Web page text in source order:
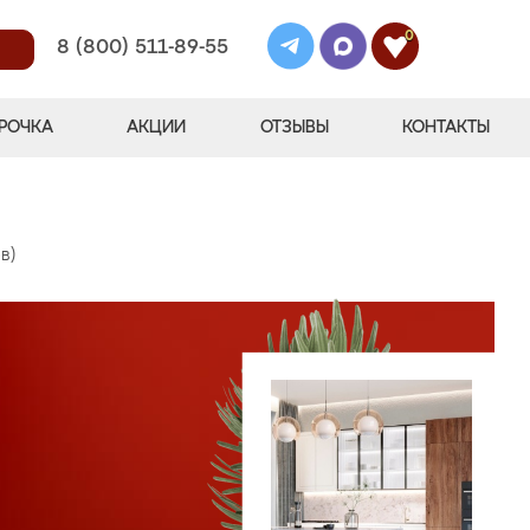
8 (800) 511-89-55
0
АКЦИИ ОТЗЫВЫ КОНТАКТЫ